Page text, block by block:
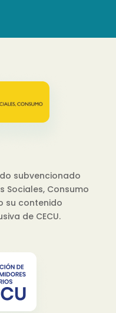
subvencionado
Sociales, Consumo
su contenido
de CECU.